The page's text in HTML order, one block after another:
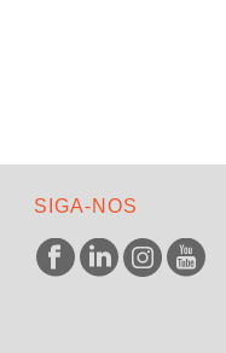
SIGA-NOS